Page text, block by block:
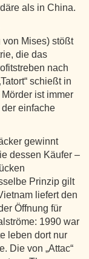
als in China.
von Mises) stößt
die das
nach
schießt in
ist immer
einfache
gewinnt
dessen Käufer –
Prinzip gilt
liefert den
Öffnung für
1990 war
leben dort nur
Die von „Attac“